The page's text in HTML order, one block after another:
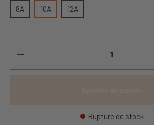
8A 10A 12A
Rupture de stock